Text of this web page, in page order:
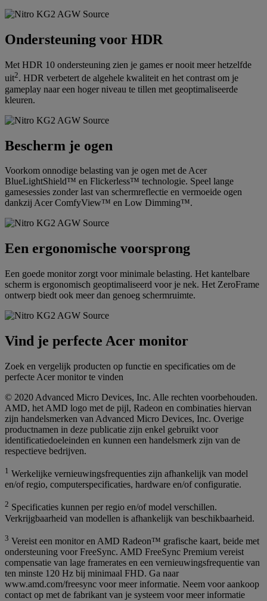
Ondersteuning voor HDR
Met HDR 10 ondersteuning zien je games er nooit meer hetzelfde
uit2. HDR verbetert de algehele kwaliteit en het contrast om je
gameplay naar een hoger niveau te tillen met geoptimaliseerde
kleuren.
Bescherm je ogen
Voorkom onnodige belasting van je ogen met de Acer
BlueLightShield™ en Flickerless™ technologie. Speel lange
gamesessies zonder last van schermreflectie en vermoeide ogen
dankzij Acer ComfyView™ en Low Dimming™.
Een ergonomische voorsprong
Een goede monitor zorgt voor minimale belasting. Het kantelbare
scherm is ergonomisch geoptimaliseerd voor je nek. Het ZeroFrame
ontwerp biedt ook meer dan genoeg schermruimte.
Vind je perfecte Acer monitor
Zoek en vergelijk producten op functie en specificaties om de
perfecte Acer monitor te vinden
© 2020 Advanced Micro Devices, Inc. Alle rechten voorbehouden.
AMD, het AMD logo met de pijl, Radeon en combinaties hiervan
zijn handelsmerken van Advanced Micro Devices, Inc. Overige
productnamen in deze publicatie zijn enkel gebruikt voor
identificatiedoeleinden en kunnen een handelsmerk zijn van de
respectieve bedrijven.
1 Werkelijke vernieuwingsfrequenties zijn afhankelijk van model
en/of regio, computerspecificaties, hardware en/of configuratie.
2 Specificaties kunnen per regio en/of model verschillen.
Verkrijgbaarheid van modellen is afhankelijk van beschikbaarheid.
3 Vereist een monitor en AMD Radeon™ grafische kaart, beide met
ondersteuning voor FreeSync. AMD FreeSync Premium vereist
compensatie van lage framerates en een vernieuwingsfrequentie van
ten minste 120 Hz bij minimaal FHD. Ga naar
www.amd.com/freesync voor meer informatie. Neem voor aankoop
contact op met de fabrikant van je systeem voor meer informatie